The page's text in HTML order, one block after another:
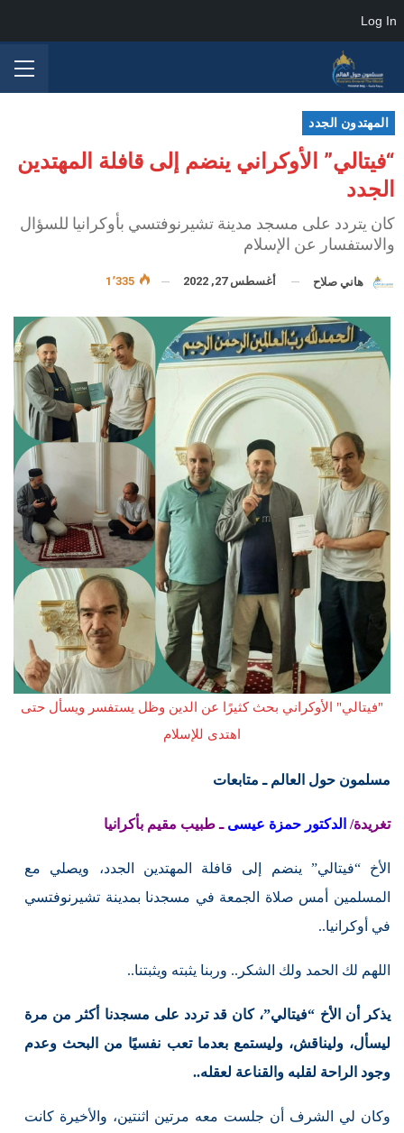
المهتدون الجدد
“فيتالي” الأوكراني ينضم إلى قافلة المهتدين
الجدد
كان يتردد على مسجد مدينة تشيرنوفتسي بأوكرانيا للسؤال
والاستفسار عن الإسلام
هاني صلاح أغسطس 27, 2022
"فيتالي" الأوكراني بحث كثيرًا عن الدين وظل يستفسر ويسأل حتى
اهتدى للإسلام
مسلمون حول العالم ـ متابعات
تغريدة/ الدكتور حمزة عيسى ـ طبيب مقيم بأكرانيا
الأخ “فيتالي” ينضم إلى قافلة المهتدين الجدد، ويصلي مع
المسلمين أمس صلاة الجمعة في مسجدنا بمدينة تشيرنوفتسي
في أوكرانيا..
اللهم لك الحمد ولك الشكر.. وربنا يثبته ويثبتنا..
يذكر أن الأخ “فيتالي”، كان قد تردد على مسجدنا أكثر من مرة
ليسأل، وليناقش، وليستمع بعدما تعب نفسيًا من البحث وعدم
وجود الراحة لقلبه والقناعة لعقله..
وكان لي الشرف أن جلست معه مرتين اثنتين، والأخيرة كانت
Log In